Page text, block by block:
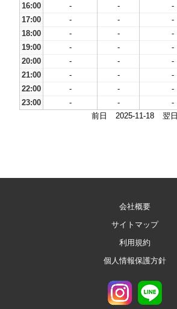
16:00
- - -
17:00
- - -
18:00
- - -
19:00
- - -
20:00
- - -
21:00
- - -
22:00
- - -
23:00
- - -
前日
2025-11-18 翌日
会社概要
サイトマップ
利用規約
個人情報保護方針